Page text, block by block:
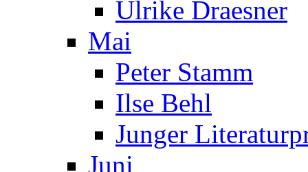
Ulrike Draesner
Mai
Peter Stamm
Ilse Behl
Junger
Juni